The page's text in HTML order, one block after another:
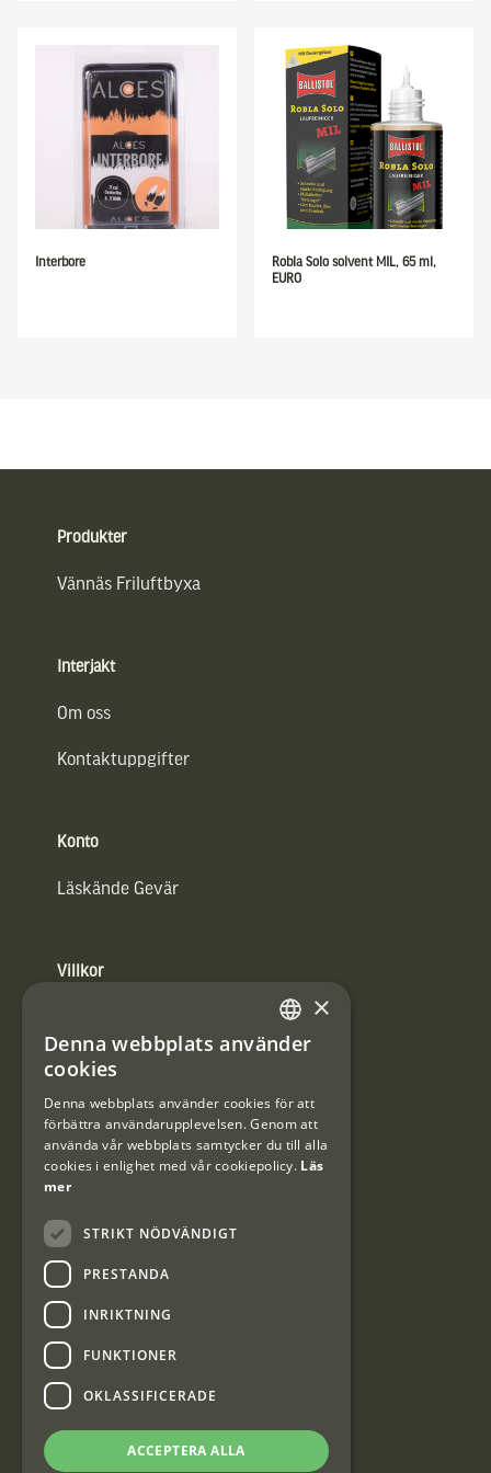
Interbore
Robla Solo solvent MIL, 65 ml,
EURO
Produkter
Vännäs Friluftbyxa
Interjakt
Om oss
Kontaktuppgifter
Konto
Läskände Gevär
Villkor
Användarvillkor
#Interjaktfamily
Kundklubb
Information om kundklubben.
Interjakt SE
Interjakt Sweden AB, Årjäng
SWEDISH
×
Denna webbplats använder
cookies
Denna webbplats använder cookies för att
förbättra användarupplevelsen. Genom att
använda vår webbplats samtycker du till alla
cookies i enlighet med vår cookiepolicy. Läs
mer
STRIKT NÖDVÄNDIGT
PRESTANDA
INRIKTNING
FUNKTIONER
OKLASSIFICERADE
ACCEPTERA ALLA